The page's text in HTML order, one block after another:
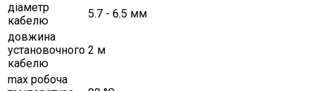
діаметр
кабелю
5.7 - 6.5 мм
довжина
установочного
кабелю
2 м
max робоча